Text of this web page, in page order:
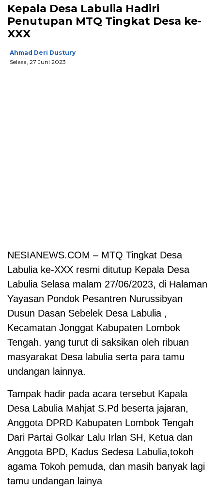
Kepala Desa Labulia Hadiri
Penutupan MTQ Tingkat Desa ke-
XXX
Ahmad Deri Dustury
Selasa, 27 Juni 2023
NESIANEWS.COM – MTQ Tingkat Desa
Labulia ke-XXX resmi ditutup Kepala Desa
Labulia Selasa malam 27/06/2023, di Halaman
Yayasan Pondok Pesantren Nurussibyan
Dusun Dasan Sebelek Desa Labulia ,
Kecamatan Jonggat Kabupaten Lombok
Tengah. yang turut di saksikan oleh ribuan
masyarakat Desa labulia serta para tamu
undangan lainnya.
Tampak hadir pada acara tersebut Kapala
Desa Labulia Mahjat S.Pd beserta jajaran,
Anggota DPRD Kabupaten Lombok Tengah
Dari Partai Golkar Lalu Irlan SH, Ketua dan
Anggota BPD, Kadus Sedesa Labulia,tokoh
agama Tokoh pemuda, dan masih banyak lagi
tamu undangan lainya